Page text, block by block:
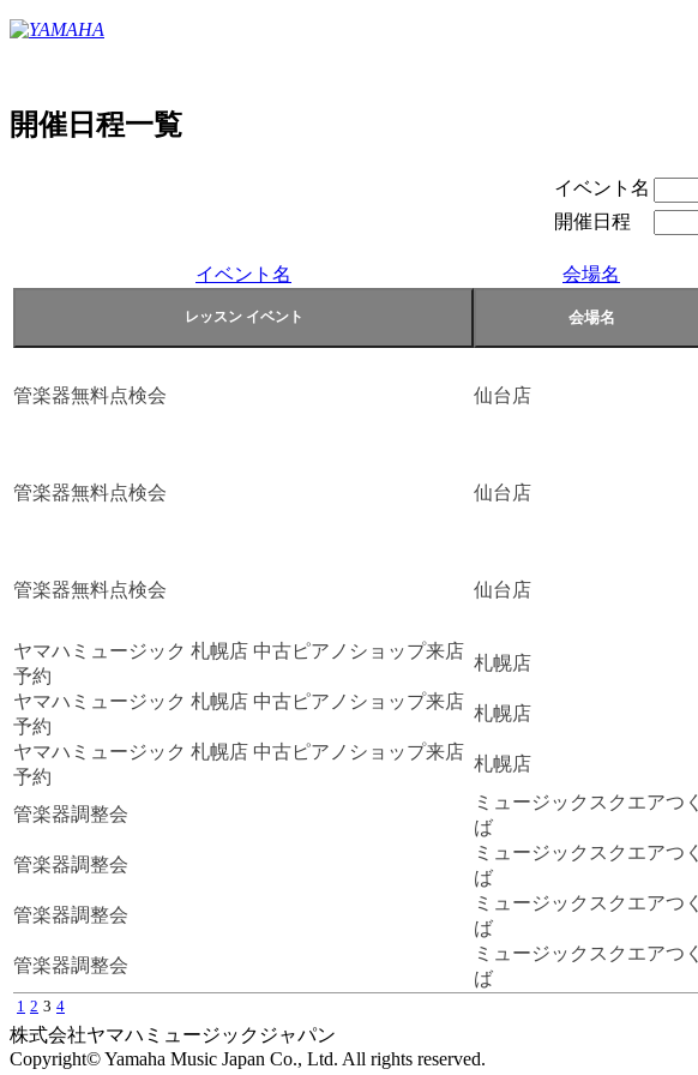
開催日程一覧
イベント名
開催日程
イベント名 会場名
管楽器無料点検会 仙台店
管楽器無料点検会 仙台店
管楽器無料点検会 仙台店
ヤマハミュージック 札幌店 中古ピアノショップ来店
予約
札幌店
ヤマハミュージック 札幌店 中古ピアノショップ来店
予約
札幌店
ヤマハミュージック 札幌店 中古ピアノショップ来店
予約
札幌店
管楽器調整会
ミュージックスクエアつく
ば
管楽器調整会
ミュージックスクエアつく
ば
管楽器調整会
ミュージックスクエアつく
ば
管楽器調整会
ミュージックスクエアつく
ば
1 2 3 4
株式会社ヤマハミュージックジャパン
Copyright© Yamaha Music Japan Co., Ltd. All rights reserved.